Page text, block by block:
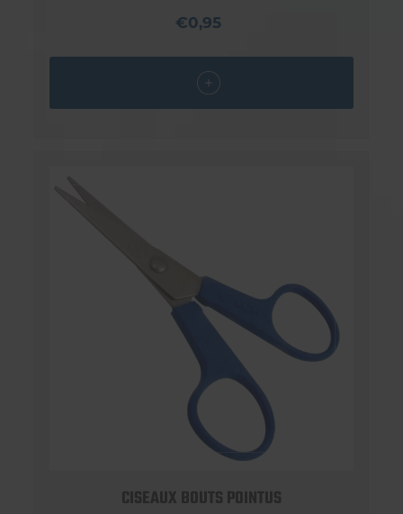
€0,95
CISEAUX BOUTS POINTUS